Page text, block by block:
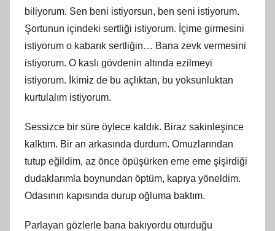
biliyorum. Sen beni istiyorsun, ben seni istiyorum.
Şortunun içindeki sertliği istiyorum. İçime girmesini
istiyorum o kabarık sertliğin… Bana zevk vermesini
istiyorum. O kaslı gövdenin altında ezilmeyi
istiyorum. İkimiz de bu açlıktan, bu yoksunluktan
kurtulalım istiyorum.
Sessizce bir süre öylece kaldık. Biraz sakinleşince
kalktım. Bir an arkasında durdum. Omuzlarından
tutup eğildim, az önce öpüşürken eme eme şişirdiği
dudaklarımla boynundan öptüm, kapıya yöneldim.
Odasının kapısında durup oğluma baktım.
Parlayan gözlerle bana bakıyordu oturduğu